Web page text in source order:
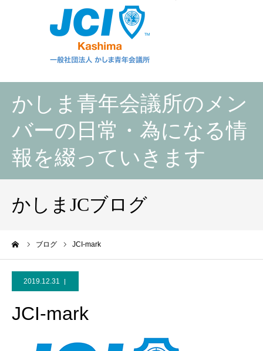
かしま青年会議所のメン
バーの日常・為になる情
報を綴っていきます
かしまJCブログ
ブログ JCI-mark
2019.12.31
JCI-mark